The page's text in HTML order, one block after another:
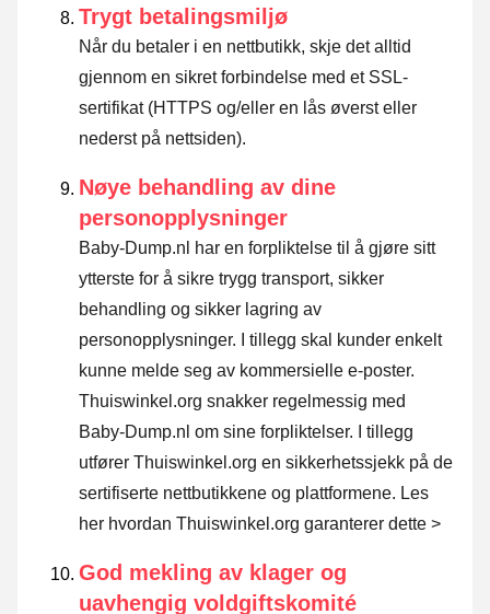
Trygt betalingsmiljø
Når du betaler i en nettbutikk, skje det alltid
gjennom en sikret forbindelse med et SSL-
sertifikat (HTTPS og/eller en lås øverst eller
nederst på nettsiden).
Nøye behandling av dine
personopplysninger
Baby-Dump.nl har en forpliktelse til å gjøre sitt
ytterste for å sikre trygg transport, sikker
behandling og sikker lagring av
personopplysninger. I tillegg skal kunder enkelt
kunne melde seg av kommersielle e-poster.
Thuiswinkel.org snakker regelmessig med
Baby-Dump.nl om sine forpliktelser. I tillegg
utfører Thuiswinkel.org en sikkerhetssjekk på de
sertifiserte nettbutikkene og plattformene. Les
her hvordan Thuiswinkel.org garanterer dette >
God mekling av klager og
uavhengig voldgiftskomité